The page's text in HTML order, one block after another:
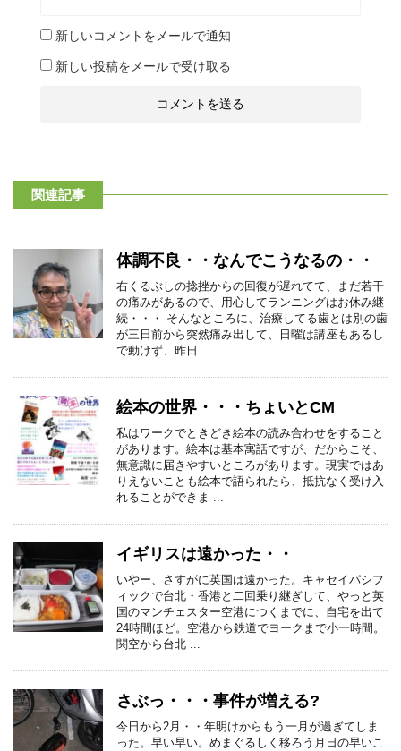
新しいコメントをメールで通知
新しい投稿をメールで受け取る
関連記事
体調不良・・なんでこうなるの・・
右くるぶしの捻挫からの回復が遅れてて、まだ若干
の痛みがあるので、用心してランニングはお休み継
続・・・ そんなところに、治療してる歯とは別の歯
が三日前から突然痛み出して、日曜は講座もあるし
で動けず、昨日 ...
絵本の世界・・・ちょいとCM
私はワークでときどき絵本の読み合わせをすること
があります。絵本は基本寓話ですが、だからこそ、
無意識に届きやすいところがあります。現実ではあ
りえないことも絵本で語られたら、抵抗なく受け入
れることができま ...
イギリスは遠かった・・
いやー、さすがに英国は遠かった。キャセイパシフ
ィックで台北・香港と二回乗り継ぎして、やっと英
国のマンチェスター空港につくまでに、自宅を出て
24時間ほど。空港から鉄道でヨークまで小一時間。
関空から台北 ...
さぶっ・・・事件が増える?
今日から2月・・年明けからもう一月が過ぎてしま
った。早い早い。めまぐるしく移ろう月日の早いこ